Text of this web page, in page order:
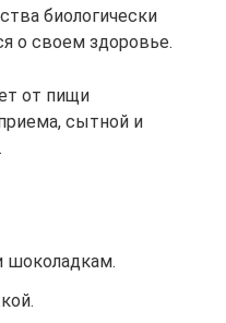
биологически
о своем здоровье.
от пищи
сытной и
шоколадкам.